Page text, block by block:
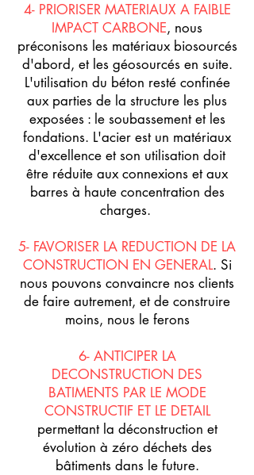
4- PRIORISER MATERIAUX A FAIBLE
IMPACT CARBONE, nous
préconisons les matériaux biosourcés
d'abord, et les géosourcés en suite.
L'utilisation du béton resté confinée
aux parties de la structure les plus
exposées : le soubassement et les
fondations. L'acier est un matériaux
d'excellence et son utilisation doit
être réduite aux connexions et aux
barres à haute concentration des
charges.
5- FAVORISER LA REDUCTION DE LA
CONSTRUCTION EN GENERAL. Si
nous pouvons convaincre nos clients
de faire autrement, et de construire
moins, nous le ferons
6- ANTICIPER LA
DECONSTRUCTION DES
BATIMENTS PAR LE MODE
CONSTRUCTIF ET LE DETAIL
permettant la déconstruction et
évolution à zéro déchets des
bâtiments dans le future.